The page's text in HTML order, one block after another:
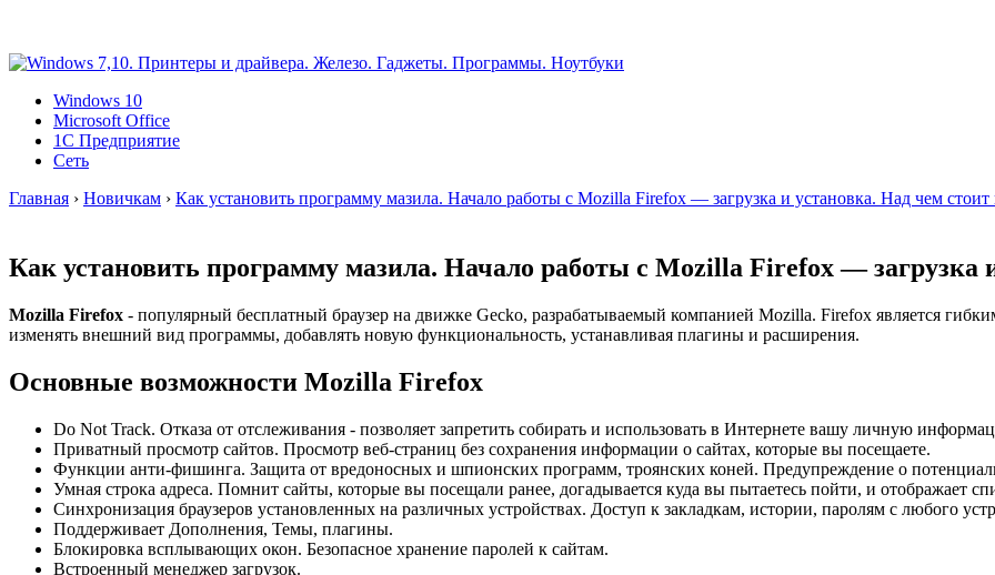
Windows 10
Microsoft Office
1C Предприятие
Сеть
Главная › Новичкам › Как установить программу мазила. Начало работы с Mozilla Firefox — загрузка и установка. Над чем стоит
Как установить программу мазила. Начало работы с Mozilla Firefox — загрузка
Mozilla Firefox - популярный бесплатный браузер на движке Gecko, разрабатываемый компанией Mozilla. Firefox является
изменять внешний вид программы, добавлять новую функциональность, устанавливая плагины и расширения.
Основные возможности Mozilla Firefox
Do Not Track. Отказа от отслеживания - позволяет запретить собирать и использовать в Интернете вашу личную
Приватный просмотр сайтов. Просмотр веб-страниц без сохранения информации о сайтах, которые вы посещаете.
Функции анти-фишинга. Защита от вредоносных и шпионских программ, троянских коней. Предупреждение о
Умная строка адреса. Помнит сайты, которые вы посещали ранее, догадывается куда вы пытаетесь пойти, и отображает
Синхронизация браузеров установленных на различных устройствах. Доступ к закладкам, истории, паролям с любого
Поддерживает Дополнения, Темы, плагины.
Блокировка всплывающих окон. Безопасное хранение паролей к сайтам.
Встроенный менеджер загрузок.